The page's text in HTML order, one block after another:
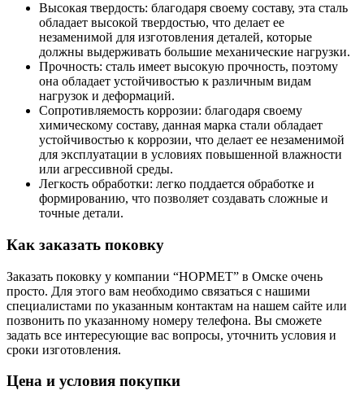
Высокая твердость: благодаря своему составу, эта сталь
обладает высокой твердостью, что делает ее
незаменимой для изготовления деталей, которые
должны выдерживать большие механические нагрузки.
Прочность: сталь имеет высокую прочность, поэтому
она обладает устойчивостью к различным видам
нагрузок и деформаций.
Сопротивляемость коррозии: благодаря своему
химическому составу, данная марка стали обладает
устойчивостью к коррозии, что делает ее незаменимой
для эксплуатации в условиях повышенной влажности
или агрессивной среды.
Легкость обработки: легко поддается обработке и
формированию, что позволяет создавать сложные и
точные детали.
Как заказать поковку
Заказать поковку у компании “НОРМЕТ” в Омске очень
просто. Для этого вам необходимо связаться с нашими
специалистами по указанным контактам на нашем сайте или
позвонить по указанному номеру телефона. Вы сможете
задать все интересующие вас вопросы, уточнить условия и
сроки изготовления.
Цена и условия покупки